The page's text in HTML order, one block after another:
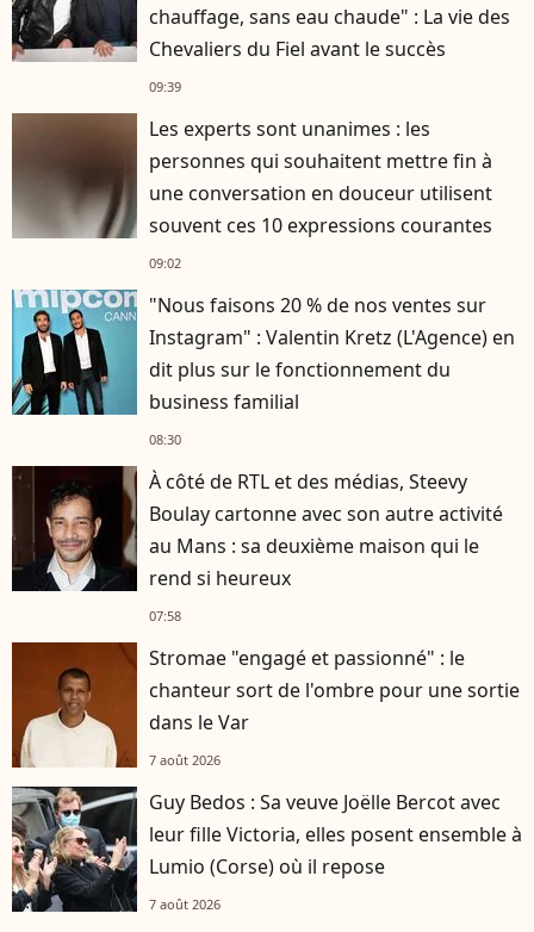
chauffage, sans eau chaude" : La vie des
Chevaliers du Fiel avant le succès
09:39
Les experts sont unanimes : les
personnes qui souhaitent mettre fin à
une conversation en douceur utilisent
souvent ces 10 expressions courantes
09:02
"Nous faisons 20 % de nos ventes sur
Instagram" : Valentin Kretz (L'Agence) en
dit plus sur le fonctionnement du
business familial
08:30
À côté de RTL et des médias, Steevy
Boulay cartonne avec son autre activité
au Mans : sa deuxième maison qui le
rend si heureux
07:58
Stromae "engagé et passionné" : le
chanteur sort de l'ombre pour une sortie
dans le Var
7 août 2026
Guy Bedos : Sa veuve Joëlle Bercot avec
leur fille Victoria, elles posent ensemble à
Lumio (Corse) où il repose
7 août 2026